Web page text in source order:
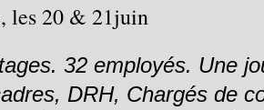
les 20 & 21juin
32 employés. Une
DRH, Chargés de